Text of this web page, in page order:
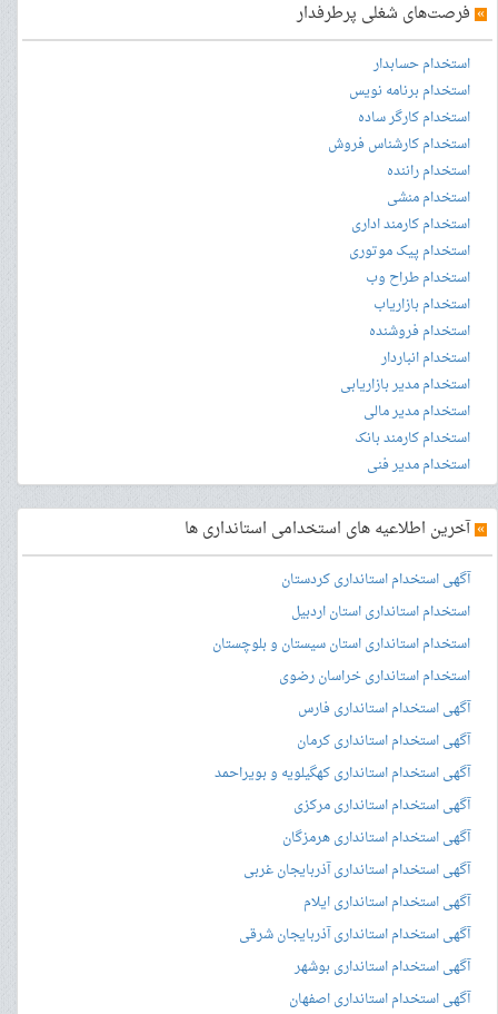
» فرصت‌های شغلی پرطرفدار
استخدام حسابدار
استخدام برنامه نویس
استخدام کارگر ساده
استخدام کارشناس فروش
استخدام راننده
استخدام منشی
استخدام کارمند اداری
استخدام پیک موتوری
استخدام طراح وب
استخدام بازاریاب
استخدام فروشنده
استخدام انباردار
استخدام مدیر بازاریابی
استخدام مدیر مالی
استخدام کارمند بانک
استخدام مدیر فنی
»آخرین اطلاعیه های استخدامی استانداری ها
آگهی استخدام استانداری کردستان
استخدام استانداری استان اردبیل
استخدام استانداری استان سیستان و بلوچستان
استخدام استانداری خراسان رضوی
آگهی استخدام استانداری فارس
آگهی استخدام استانداری کرمان
آگهی استخدام استانداری کهگیلویه و بویراحمد
آگهی استخدام استانداری مرکزی
آگهی استخدام استانداری هرمزگان
آگهی استخدام استانداری آذربایجان غربی
آگهی استخدام استانداری ایلام
آگهی استخدام استانداری آذربایجان شرقی
آگهی استخدام استانداری بوشهر
آگهی استخدام استانداری اصفهان